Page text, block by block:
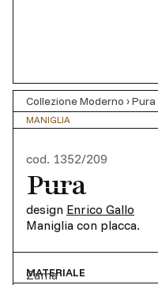
Collezione Moderno ›Pura
MANIGLIA
cod. 1352/209
Pura
design Enrico Gallo
Maniglia con placca.
MATERIALE
Zama